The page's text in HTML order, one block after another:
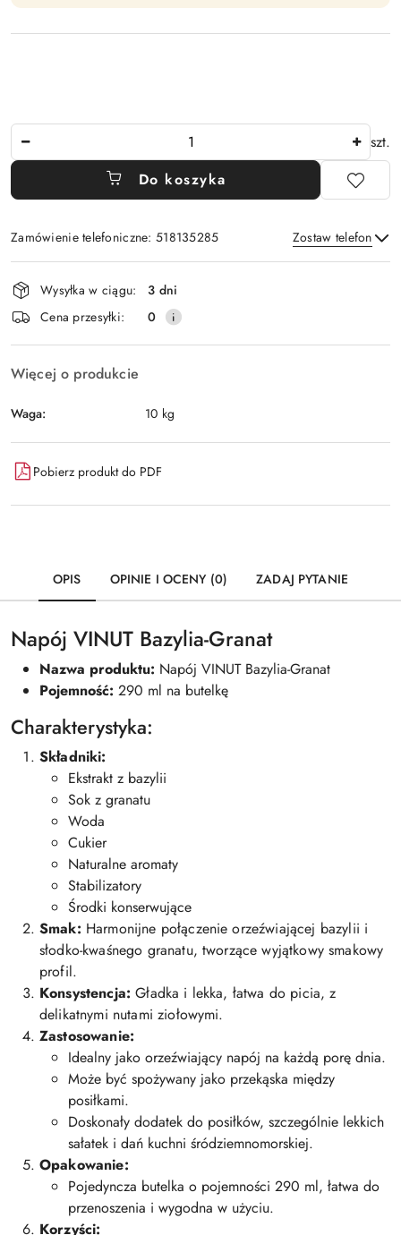
szt.
Do koszyka
Zamówienie telefoniczne: 518135285 Zostaw telefon
Wyślij
Dostępność
i
dostawa
Wysyłka w ciągu:
3 dni
Cena przesyłki:
0
Więcej o produkcie
Waga: 10 kg
Pobierz produkt do PDF
OPIS OPINIE I OCENY (0) ZADAJ PYTANIE
Napój VINUT Bazylia-Granat
Nazwa produktu: Napój VINUT Bazylia-Granat
Pojemność: 290 ml na butelkę
Charakterystyka:
Składniki:
Ekstrakt z bazylii
Sok z granatu
Woda
Cukier
Naturalne aromaty
Stabilizatory
Środki konserwujące
Smak: Harmonijne połączenie orzeźwiającej bazylii i
słodko-kwaśnego granatu, tworzące wyjątkowy smakowy
profil.
Konsystencja: Gładka i lekka, łatwa do picia, z
delikatnymi nutami ziołowymi.
Zastosowanie:
Idealny jako orzeźwiający napój na każdą porę dnia.
Może być spożywany jako przekąska między
posiłkami.
Doskonały dodatek do posiłków, szczególnie lekkich
sałatek i dań kuchni śródziemnomorskiej.
Opakowanie:
Pojedyncza butelka o pojemności 290 ml, łatwa do
przenoszenia i wygodna w użyciu.
Korzyści: